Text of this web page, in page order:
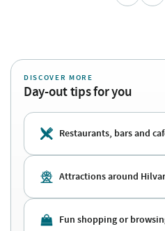
DISCOVER MORE
Day-out tips for you
Restaurants, bars and
Attractions around
Fun shopping or